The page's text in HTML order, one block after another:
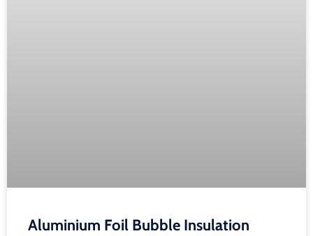
Aluminium Foil Bubble Insulation